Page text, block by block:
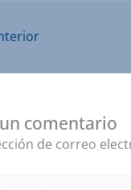
comentario
de correo